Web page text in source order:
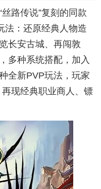
路传说”复刻的同款
法：还原经典人物造
长安古城、再闯敦
多种系统搭配，加入
全新PVP玩法，玩家
现经典职业商人、镖